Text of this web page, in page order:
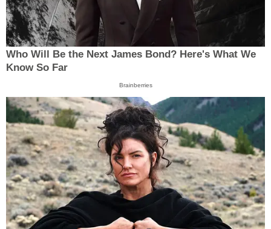
Who Will Be the Next James Bond? Here's What We
Know So Far
Brainberries